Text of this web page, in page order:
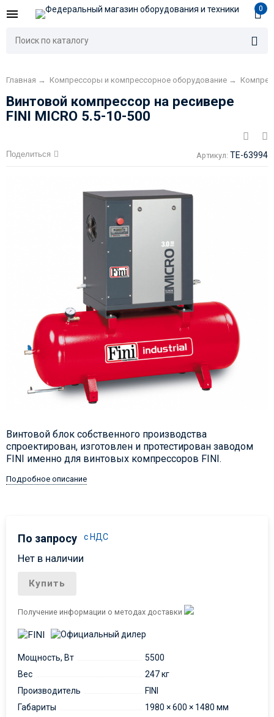
0
Главная → Компрессоры и компрессорное оборудование →
Винтовой компрессор на ресивере
FINI MICRO 5.5-10-500
Поделиться Артикул: TE-63994
Винтовой блок собственного производства
спроектирован, изготовлен и протестирован заводом
FINI именно для винтовых компрессоров FINI.
Подробное описание
По запросу с НДС
Нет в наличии
Купить
Получение информации о методах доставки
Мощность, Вт
5500
Вес
247 кг
Производитель
FINI
Габариты
1980 × 600 × 1480 мм